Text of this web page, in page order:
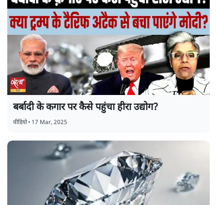
बर्बादी के कगार पर कैसे पहुंचा हीरा उद्योग?
वीडियो• 17 Mar, 2025